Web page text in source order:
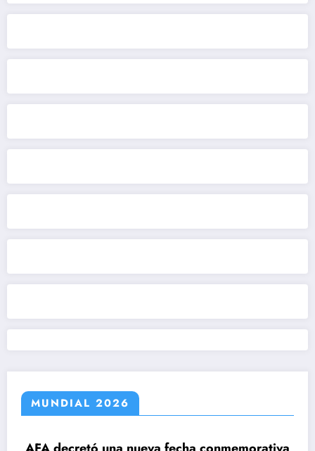
MUNDIAL 2026